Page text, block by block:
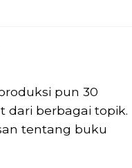
pun 30
dari berbagai topik.
tentang buku